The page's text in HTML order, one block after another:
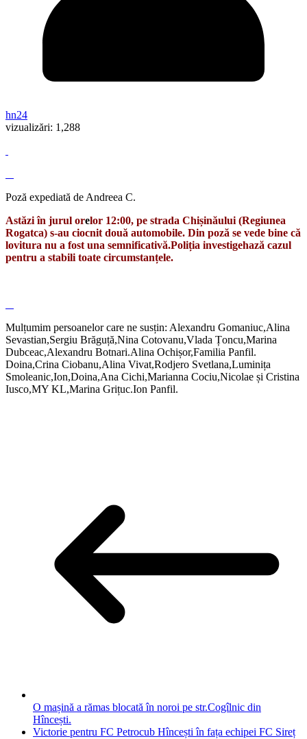
hn24
vizualizări: 1,288
Poză expediată de Andreea C.
Astăzi în jurul orelor 12:00, pe strada Chișinăului (Regiunea
Rogatca) s-au ciocnit două automobile. Din poză se vede bine că
lovitura nu a fost una semnificativă.Poliția investigehază cazul
pentru a stabili toate circumstanțele.
Mulțumim persoanelor care ne susțin: Alexandru Gomaniuc,Alina
Sevastian,Sergiu Brăguță,Nina Cotovanu,Vlada Țoncu,Marina
Dubceac,Alexandru Botnari.Alina Ochișor,Familia Panfil.
Doina,Crina Ciobanu,Alina Vivat,Rodjero Svetlana,Luminița
Smoleanic,Ion,Doina,Ana Cichi,Marianna Cociu,Nicolae și Cristina
Iusco,MY KL,Marina Grițuc.Ion Panfil.
O mașină a rămas blocată în noroi pe str.Cogîlnic din
Hîncești.
Victorie pentru FC Petrocub Hîncești în fața echipei FC Sireț